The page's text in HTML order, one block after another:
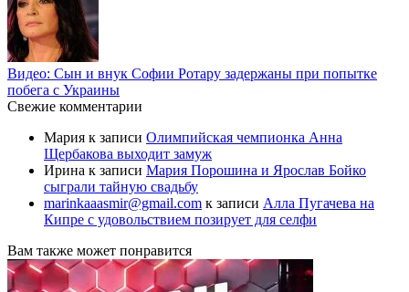
Видео: Сын и внук Софии Ротару задержаны при попытке
побега с Украины
Свежие комментарии
Мария к записи Олимпийская чемпионка Анна
Щербакова выходит замуж
Ирина к записи Мария Порошина и Ярослав Бойко
сыграли тайную свадьбу
marinkaaasmir@gmail.com к записи Алла Пугачева на
Кипре с удовольствием позирует для селфи
Вам также может понравится